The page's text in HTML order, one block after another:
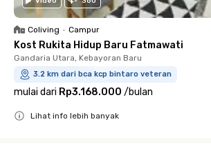
Coliving • Campur
Kost Rukita Hidup Baru Fatmawati
Gandaria Utara, Kebayoran Baru
3.2 km dari bca kcp bintaro veteran
mulai dari Rp3.168.000 /bulan
Lihat info lebih banyak